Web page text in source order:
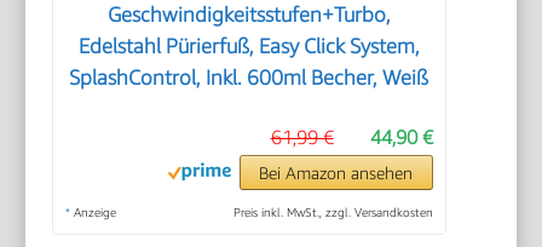
Geschwindigkeitsstufen+Turbo,
Edelstahl Pürierfuß, Easy Click System,
SplashControl, Inkl. 600ml Becher, Weiß
44,90 €
61,99 €
Bei Amazon ansehen
* Anzeige Preis inkl. MwSt., zzgl. Versandkosten